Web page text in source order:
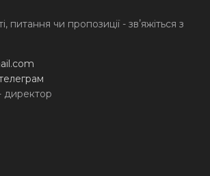
питання чи пропозиції - звʼяжіться з
директор